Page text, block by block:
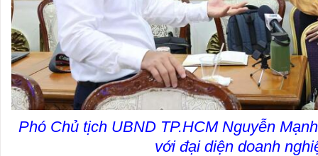
Phó Chủ tịch UBND TP.HCM Nguyễn
với đại diện doanh